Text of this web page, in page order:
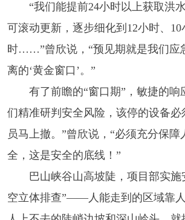
“我们能提前24小时以上获取洪
可滚动更新，逐步细化到12小时、10
时……”曾欣说，“预见期就是我们应
离的‘黄金窗口’。”
有了前瞻的“窗口期”，敏捷的响
们精准研判安全风险，该停的设备必
员马上撤。”曾欣说，“必须充分保障
全，这是安全的底线！”
巴山峡谷山高坡陡，项目部实施
空立体排查”——人能走到的区域靠人